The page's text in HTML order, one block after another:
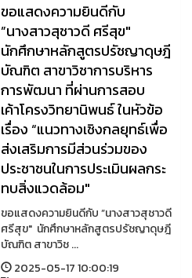
ขอแสดงความยินดีกับ
”นางสาวสุชาวดี ศรีสุข"
นักศึกษาหลักสูตรปรัชญาดุษฎี
บัณฑิต สาขาวิชาการบริหาร
การพัฒนา ที่ผ่านการสอบ
เค้าโครงวิทยานิพนธ์ ในหัวข้อ
เรื่อง “แนวทางเชิงกลยุทธ์เพื่อ
ส่งเสริมการมีส่วนร่วมของ
ประชาชนในการประเมินผลกระ
ทบสิ่งแวดล้อม"
ขอแสดงความยินดีกับ ”นางสาวสุชาวดี
ศรีสุข" นักศึกษาหลักสูตรปรัชญาดุษฎี
บัณฑิต สาขาวิช ...
2025-05-17 10:00:19